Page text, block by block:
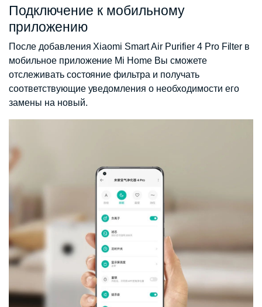
Подключение к мобильному
приложению
После добавления Xiaomi Smart Air Purifier 4 Pro Filter в
мобильное приложение Mi Home Вы сможете
отслеживать состояние фильтра и получать
соответствующие уведомления о необходимости его
замены на новый.